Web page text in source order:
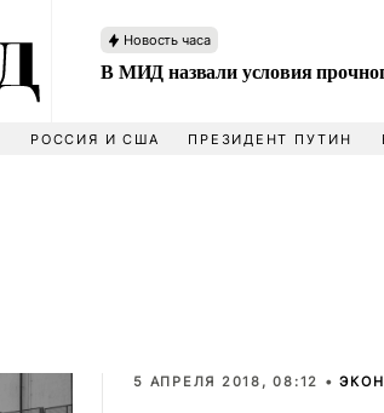
Новость часа
В МИД назвали условия
РОССИЯ И США ПРЕЗИДЕНТ ПУТИН
5 АПРЕЛЯ 2018, 08:12 •